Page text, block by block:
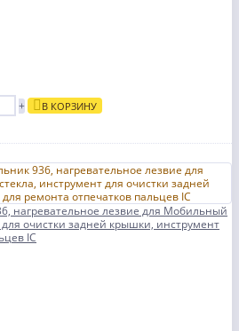
+ В КОРЗИНУ
нагревательное лезвие для Мобильный
очистки задней крышки, инструмент
IC